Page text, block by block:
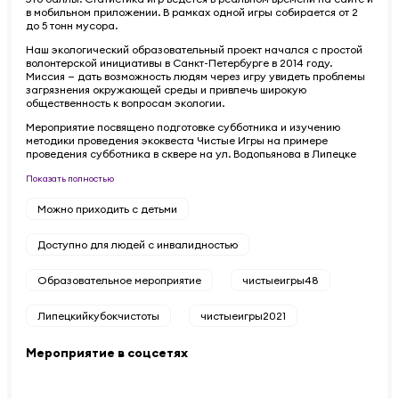
в мобильном приложении. В рамках одной игры собирается от 2
до 5 тонн мусора.
Наш экологический образовательный проект начался с простой
волонтерской инициативы в Санкт-Петербурге в 2014 году.
Миссия — дать возможность людям через игру увидеть проблемы
загрязнения окружающей среды и привлечь широкую
общественность к вопросам экологии.
Мероприятие посвящено подготовке субботника и изучению
методики проведения экоквеста Чистые Игры на примере
проведения субботника в сквере на ул. Водопьянова в Липецке
Показать полностью
Можно приходить с детьми
Доступно для людей с инвалидностью
Образовательное мероприятие чистыеигры48
Липецкийкубокчистоты чистыеигры2021
Мероприятие в соцсетях